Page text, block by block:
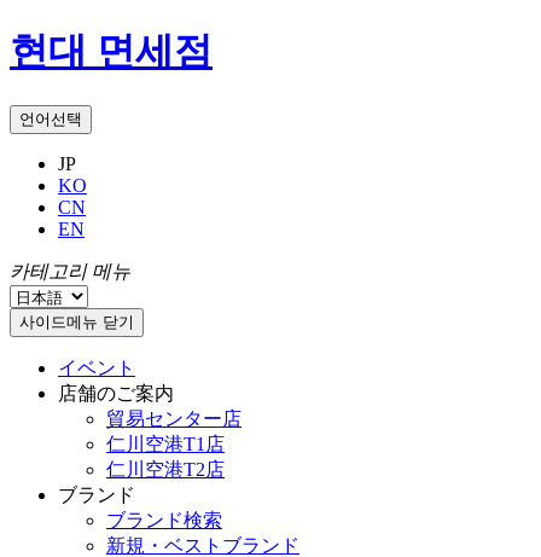
현대 면세점
언어선택
JP
KO
CN
EN
카테고리 메뉴
사이드메뉴 닫기
イベント
店舗のご案内
貿易センター店
仁川空港T1店
仁川空港T2店
ブランド
ブランド検索
新規・ベストブランド